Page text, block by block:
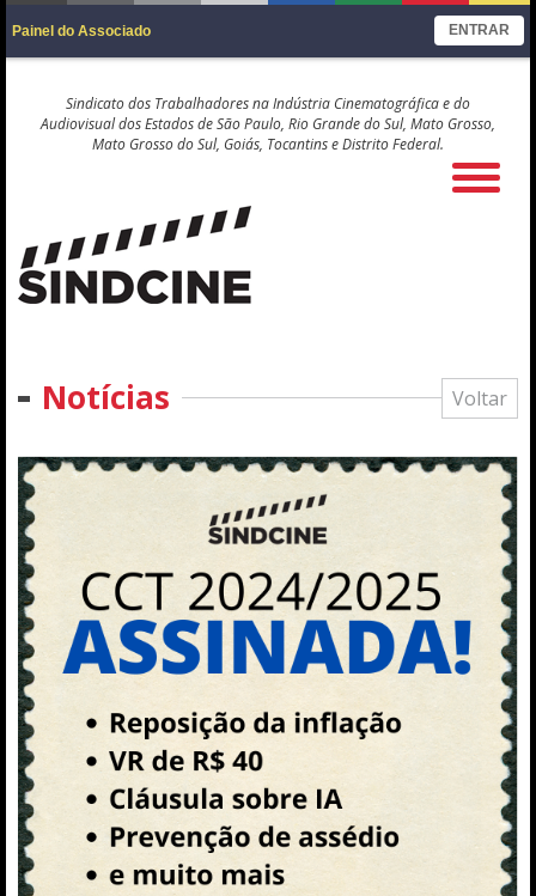
Painel do Associado ENTRAR
Sindicato dos Trabalhadores na Indústria Cinematográfica e do
Audiovisual dos Estados de São Paulo, Rio Grande do Sul, Mato Grosso,
Mato Grosso do Sul, Goiás, Tocantins e Distrito Federal.
Voltar
Notícias